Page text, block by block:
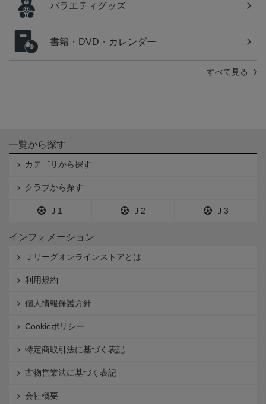
バラエティグッズ
書籍・DVD・カレンダー
すべて見る
一覧から探す
カテゴリから探す
クラブから探す
Ｊ1 Ｊ2 Ｊ3
インフォメーション
Ｊリーグオンラインストアとは
利用規約
個人情報保護方針
Cookieポリシー
特定商取引法に基づく表記
古物営業法に基づく表記
会社概要